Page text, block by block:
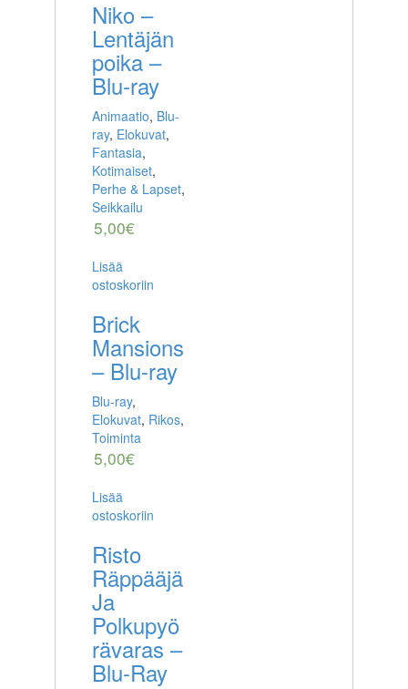
Niko –
Lentäjän
poika –
Blu-ray
Animaatio, Blu-
ray, Elokuvat,
Fantasia,
Kotimaiset,
Perhe & Lapset,
Seikkailu
5,00€
Lisää
ostoskoriin
Brick
Mansions
– Blu-ray
Blu-ray,
Elokuvat, Rikos,
Toiminta
5,00€
Lisää
ostoskoriin
Risto
Räppääjä
Ja
Polkupyö
rävaras –
Blu-Ray